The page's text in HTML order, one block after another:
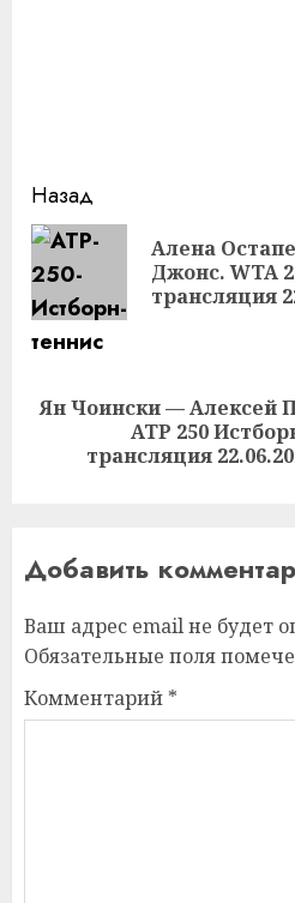
Продолжить
чтение
Назад
Алена
Джонс. WTA
трансляция
Следующая
запись:
Ян Чоински — Алексей
ATP 250
трансляция
Добавить
Ваш адрес email не будет
Обязательные поля
Комментарий *